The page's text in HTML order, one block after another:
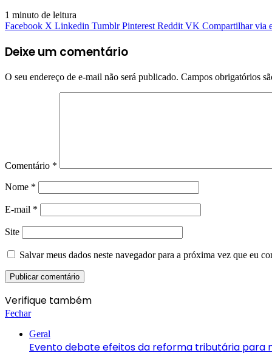
1 minuto de leitura
Facebook X Linkedin Tumblr Pinterest Reddit VK Compartilhar via
Deixe um comentário
O seu endereço de e-mail não será publicado. Campos obrigatórios
Comentário *
Nome *
E-mail *
Site
Salvar meus dados neste navegador para a próxima vez que eu
Verifique também
Fechar
Geral
Evento debate efeitos da reforma tributária para